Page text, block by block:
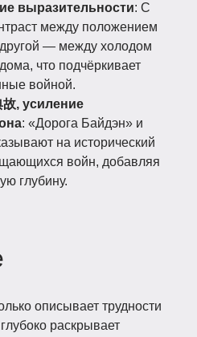
выразительности: С
между положением
— между холодом
что подчёркивает
войной.
, усиление
: «Дорога Байдэн» и
на исторический
войн, добавляя
глубину.
описывает трудности
раскрывает